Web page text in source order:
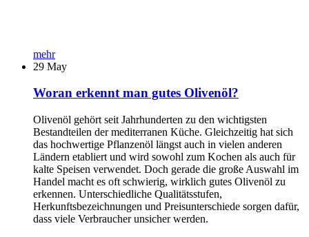
mehr
29 May
Woran erkennt man gutes Olivenöl?
Olivenöl gehört seit Jahrhunderten zu den wichtigsten
Bestandteilen der mediterranen Küche. Gleichzeitig hat sich
das hochwertige Pflanzenöl längst auch in vielen anderen
Ländern etabliert und wird sowohl zum Kochen als auch für
kalte Speisen verwendet. Doch gerade die große Auswahl im
Handel macht es oft schwierig, wirklich gutes Olivenöl zu
erkennen. Unterschiedliche Qualitätsstufen,
Herkunftsbezeichnungen und Preisunterschiede sorgen dafür,
dass viele Verbraucher unsicher werden.